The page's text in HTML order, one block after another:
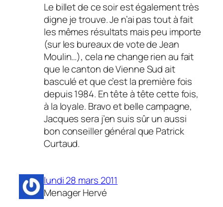
Le billet de ce soir est également très
digne je trouve. Je n’ai pas tout à fait
les mêmes résultats mais peu importe
(sur les bureaux de vote de Jean
Moulin…), cela ne change rien au fait
que le canton de Vienne Sud ait
basculé et que c’est la première fois
depuis 1984. En tête à tête cette fois,
à la loyale. Bravo et belle campagne,
Jacques sera j’en suis sûr un aussi
bon conseiller général que Patrick
Curtaud.
lundi 28 mars 2011
Menager Hervé